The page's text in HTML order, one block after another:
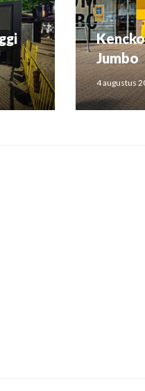
Jumbo
4 augustus